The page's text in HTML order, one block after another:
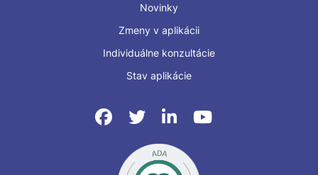
Novinky
Zmeny v aplikácii
Individuálne konzultácie
Stav aplikácie